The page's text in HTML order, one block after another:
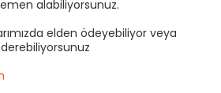
alabiliyorsunuz.
elden ödeyebiliyor veya